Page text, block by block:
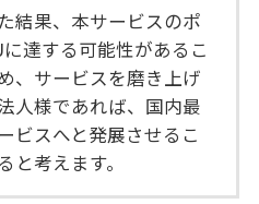
結果、本サービスのポ
達する可能性があるこ
、サービスを磨き上げ
人様であれば、国内最
ビスへと発展させるこ
と考えます。